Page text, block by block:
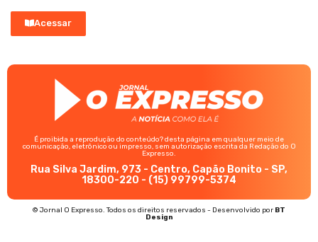
Acessar
É proibida a reprodução do conteúdo? desta página em qualquer meio de
comunicação, eletrônico ou impresso, sem autorização escrita da Redação do O
Expresso.
Rua Silva Jardim, 973 - Centro, Capão Bonito - SP,
18300-220 - (15) 99799-5374
© Jornal O Expresso. Todos os direitos reservados - Desenvolvido por BT
Design